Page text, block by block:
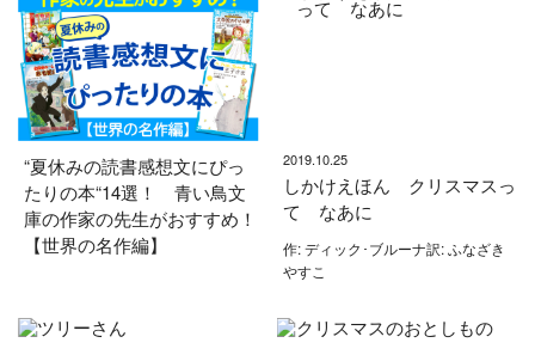
“夏休みの読書感想文にぴっ
たりの本“14選！ 青い鳥文
庫の作家の先生がおすすめ！
【世界の名作編】
2019.10.25
しかけえほん クリスマスっ
て なあに
作: ディック･ブルーナ訳: ふなざき
やすこ